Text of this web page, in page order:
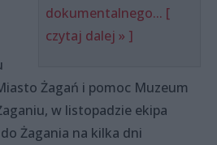
dokumentalnego... [
czytaj dalej » ]
Żagań i pomoc Muzeum
w listopadzie ekipa
Żagania na kilka dni